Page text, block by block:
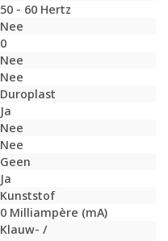
50 - 60 Hertz
Nee
0
Nee
Nee
Duroplast
Ja
Nee
Nee
Geen
Ja
Kunststof
0 Milliampère (mA)
Klauw- /